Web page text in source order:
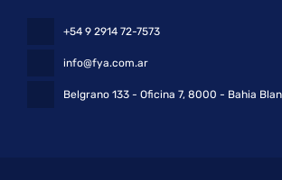
+54 9 2914 72-7573
info@fya.com.ar
Belgrano 133 - Oficina 7, 8000 - Bahia